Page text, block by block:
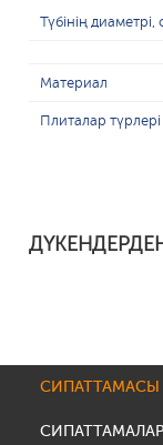
Түбінің диаметрі,
Материал
Плиталар түрлері
СИПАТТАМАСЫ